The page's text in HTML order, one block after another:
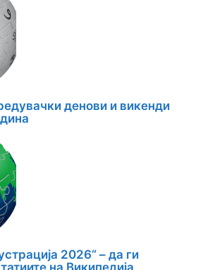
денови и викенди
2026“ – да ги
на Википедија